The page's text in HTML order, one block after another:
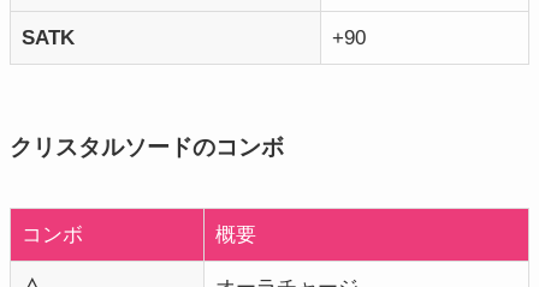
SATK +90
クリスタルソードのコンボ
コンボ 概要